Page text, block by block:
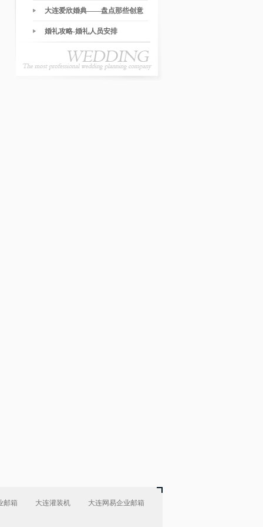
大连爱欣婚典——盘点那些创意
的婚礼环节
婚礼攻略-婚礼人员安排
邮箱 大连灌装机 大连网易企业邮箱